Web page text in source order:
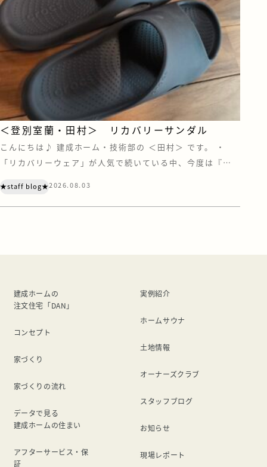
＜登別室蘭・田村＞ リカバリーサンダル
こんにちは♪ 建成ホーム・技術部の ＜田村＞ です。 ・
「リカバリーウェア」が人気で続いている中、今度は『リ
ス”もリカバリー界に足を踏み入れているとは・・・ リカバ
リーウェアの効果がいまひとつ得られなかったので、今度は
★staff blog★2026.08.03
建成ホームの
注文住宅「DAN」
コンセプト
家づくり
家づくりの流れ
データで見る
建成ホームの住まい
アフターサービス・保
証
実例紹介
ホームサウナ
土地情報
オーナーズクラブ
スタッフブログ
お知らせ
現場レポート